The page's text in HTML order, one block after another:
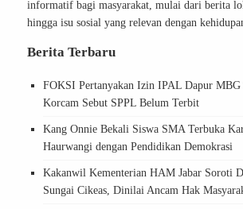
informatif bagi masyarakat, mulai dari berita
hingga isu sosial yang relevan dengan
Berita Terbaru
FOKSI Pertanyakan Izin IPAL Dapur MBG
Korcam Sebut SPPL Belum Terbit
Kang Onnie Bekali Siswa SMA Terbuka
Haurwangi dengan Pendidikan Demokrasi
Kakanwil Kementerian HAM Jabar Soroti
Sungai Cikeas, Dinilai Ancam Hak